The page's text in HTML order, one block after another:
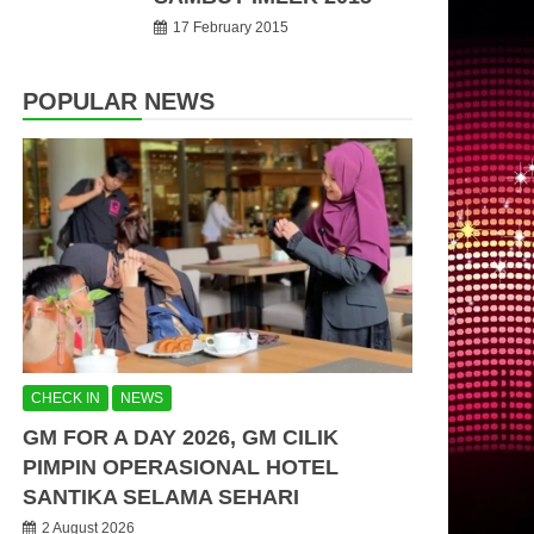
17 February 2015
POPULAR NEWS
CHECK IN NEWS
GM FOR A DAY 2026, GM CILIK
PIMPIN OPERASIONAL HOTEL
SANTIKA SELAMA SEHARI
2 August 2026